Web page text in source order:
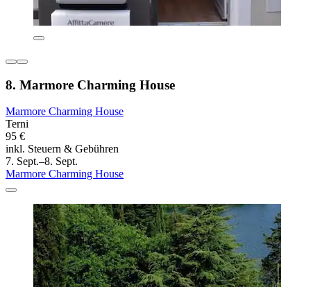
8. Marmore Charming House
Marmore Charming House
Terni
95 €
inkl. Steuern & Gebühren
7. Sept.–8. Sept.
Marmore Charming House